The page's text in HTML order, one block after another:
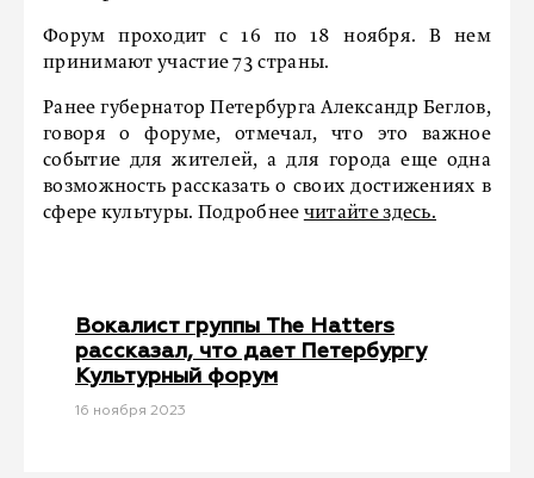
Форум проходит с 16 по 18 ноября. В нем
принимают участие 73 страны.
Ранее губернатор Петербурга Александр Беглов,
говоря о форуме, отмечал, что это важное
событие для жителей, а для города еще одна
возможность рассказать о своих достижениях в
сфере культуры. Подробнее читайте здесь.
Вокалист группы The Hatters
рассказал, что дает Петербургу
Культурный форум
16 ноября 2023